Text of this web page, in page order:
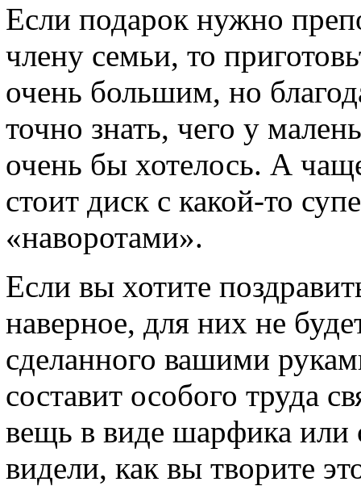
Если подарок нужно
члену семьи, то
очень большим, но
точно знать, чего у
очень бы хотелось. А
стоит диск с какой-то
«наворотами».
Если вы хотите
наверное, для них не
сделанного вашими
составит особого труда
вещь в виде шарфика или
видели, как вы творите